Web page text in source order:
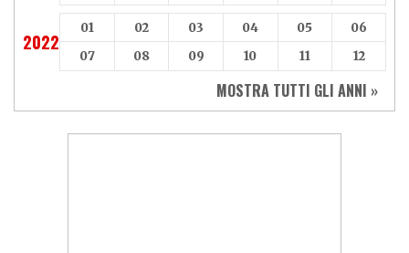
2022
01 02 03 04 05
06
07
08 09 10 11 12
MOSTRA TUTTI GLI ANNI »